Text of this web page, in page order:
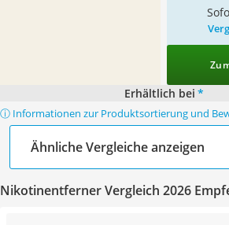
Erhältlich bei *
ⓘ Informationen zur Produktsortierung und
Ähnliche Vergleiche anzeigen
Nikotinentferner Vergleich 2026